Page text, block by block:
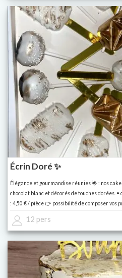
Écrin Doré ✨
Élégance et gourmandise réunies 🌟 : nos
chocolat blanc et décorés de touches dorées. •
: 4,50 € / pièce 👉 possibilité de composer vos
pour vos buffets ✨
12 pers